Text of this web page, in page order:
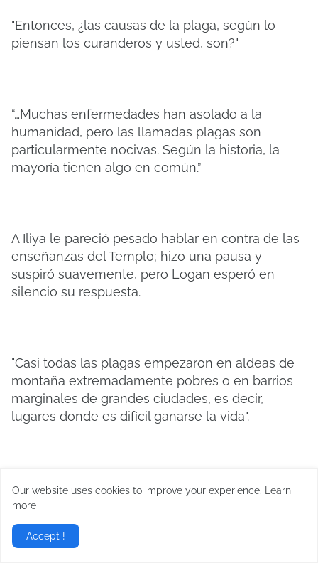
"Entonces, ¿las causas de la plaga, según lo
piensan los curanderos y usted, son?"
“…Muchas enfermedades han asolado a la
humanidad, pero las llamadas plagas son
particularmente nocivas. Según la historia, la
mayoría tienen algo en común.”
A Iliya le pareció pesado hablar en contra de las
enseñanzas del Templo; hizo una pausa y
suspiró suavemente, pero Logan esperó en
silencio su respuesta.
"Casi todas las plagas empezaron en aldeas de
montaña extremadamente pobres o en barrios
marginales de grandes ciudades, es decir,
lugares donde es difícil ganarse la vida".
"¿Qué quieres decir?"
Our website uses cookies to improve your experience.
Learn
more
Accept !